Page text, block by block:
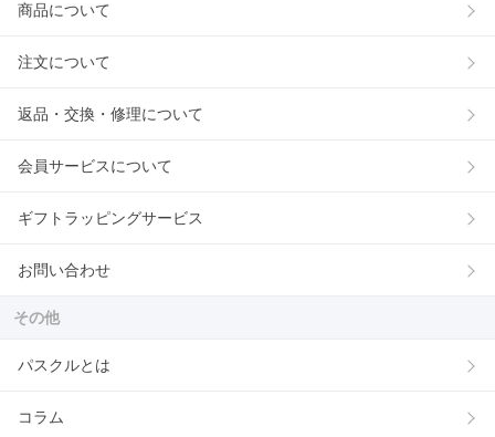
商品について
注文について
返品・交換・修理について
会員サービスについて
ギフトラッピングサービス
お問い合わせ
その他
パスクルとは
コラム